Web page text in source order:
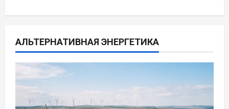
и
я
АЛЬТЕРНАТИВНАЯ ЭНЕРГЕТИКА